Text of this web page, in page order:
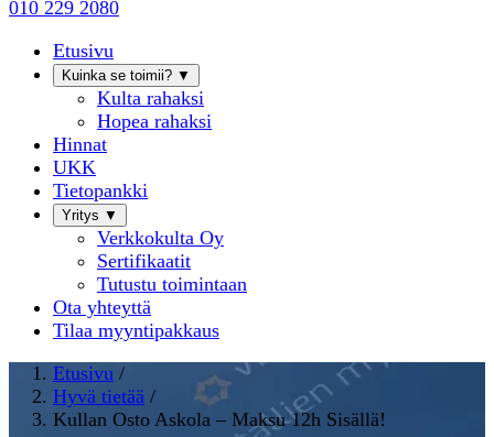
010 229 2080
Etusivu
Kuinka se toimii? ▼
Kulta rahaksi
Hopea rahaksi
Hinnat
UKK
Tietopankki
Yritys ▼
Verkkokulta Oy
Sertifikaatit
Tutustu toimintaan
Ota yhteyttä
Tilaa myyntipakkaus
Etusivu /
Hyvä tietää /
Kullan Osto Askola – Maksu 12h Sisällä!